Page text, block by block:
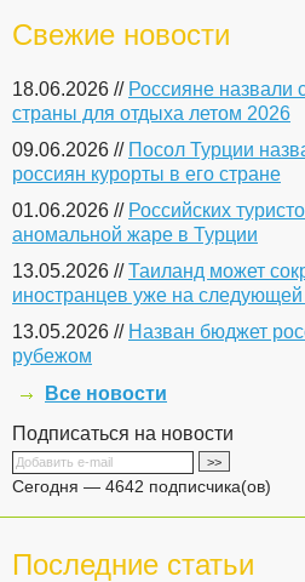
Свежие новости
18.06.2026 // Россияне
страны для отдыха летом 2026
09.06.2026 // Посол Турции
россиян курорты в его стране
01.06.2026 // Российских
аномальной жаре в Турции
13.05.2026 //Таиланд может
иностранцев уже на
13.05.2026 // Назван бюджет
рубежом
Все новости
Подписаться на новости
Сегодня — 4642 подписчика(ов)
Последние статьи